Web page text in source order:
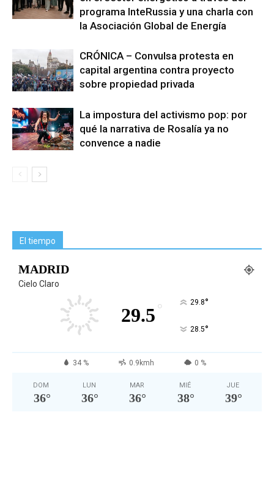
programa InteRussia y una charla con
la Asociación Global de Energía
CRÓNICA – Convulsa protesta en
capital argentina contra proyecto
sobre propiedad privada
La impostura del activismo pop: por
qué la narrativa de Rosalía ya no
convence a nadie
El tiempo
MADRID
Cielo Claro
29.5 ° 29.8°
28.5°
34 % 0.9kmh 0 %
DOM
36°
LUN
36°
MAR
36°
MIÉ
38°
JUE
39°